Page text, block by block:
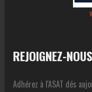
REJOIGNEZ-NOUS
Adhérez à l'ASAT dés